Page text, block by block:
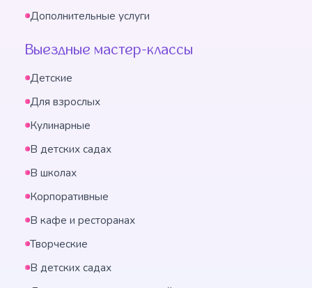
Дополнительные услуги
Выездные мастер-классы
Детские
Для взрослых
Кулинарные
В детских садах
В школах
Корпоративные
В кафе и ресторанах
Творческие
В детских садах